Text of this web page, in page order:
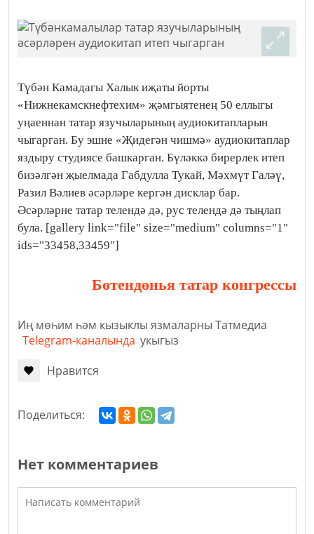
Түбән Камадагы Халык иҗаты йорты
«Нижнекамскнефтехим» җәмгыятенең 50 еллыгы
уңаеннан татар язучыларының аудиокитапларын
чыгарган. Бу эшне «Җидегән чишмә» аудиокитаплар
яздыру студиясе башкарган. Бүләккә бирерлек итеп
бизәлгән җыелмада Габдулла Тукай, Мәхмүт Галәү,
Разил Вәлиев әсәрләре кергән дисклар бар.
Әсәрләрне татар телендә дә, рус телендә дә тыңлап
була. [gallery link="file" size="medium" columns="1"
ids="33458,33459"]
Бөтендөнья татар конгрессы
Иң мөһим һәм кызыклы язмаларны Татмедиа
Telegram-каналында укыгыз
Нравится
Поделиться:
Нет комментариев